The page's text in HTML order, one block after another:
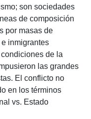
son sociedades
de composición
por masas de
inmigrantes
de la
las grandes
El conflicto no
en los términos
vs. Estado